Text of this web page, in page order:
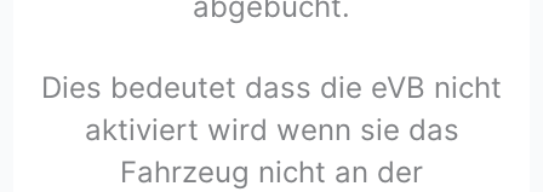
Dies bedeutet dass die eVB nicht
aktiviert wird wenn sie das
Fahrzeug nicht an der